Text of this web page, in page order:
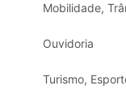
Mobilidade,
Ouvidoria